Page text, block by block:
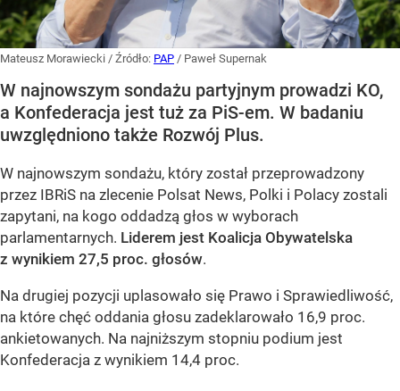
Mateusz Morawiecki / Źródło: PAP / Paweł Supernak
W najnowszym sondażu partyjnym prowadzi KO,
a Konfederacja jest tuż za PiS-em. W badaniu
uwzględniono także Rozwój Plus.
W najnowszym sondażu, który został przeprowadzony
przez IBRiS na zlecenie Polsat News, Polki i Polacy zostali
zapytani, na kogo oddadzą głos w wyborach
parlamentarnych. Liderem jest Koalicja Obywatelska
z wynikiem 27,5 proc. głosów.
Na drugiej pozycji uplasowało się Prawo i Sprawiedliwość,
na które chęć oddania głosu zadeklarowało 16,9 proc.
ankietowanych. Na najniższym stopniu podium jest
Konfederacja z wynikiem 14,4 proc.